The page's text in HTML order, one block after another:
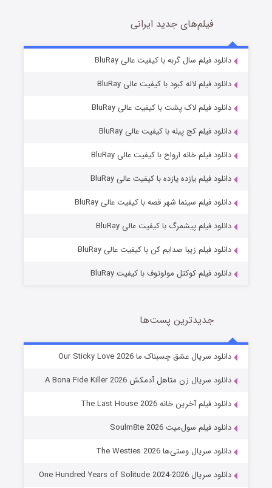
قسمت6 (زیرنویس) منتشر شد
شوهر
فیلم‌های جدید ایرانی
دانلود فیلم سال گربه با کیفیت عالی BluRay
دانلود فیلم لاله کبود با کیفیت عالی BluRay
دانلود فیلم لاک پشت با کیفیت عالی BluRay
دانلود فیلم کج‌ پیله با کیفیت عالی BluRay
دانلود فیلم خانه ارواح با کیفیت عالی BluRay
دانلود فیلم یازده یازده با کیفیت عالی BluRay
دانلود فیلم سینما شهر قصه با کیفیت عالی BluRay
دانلود فیلم پیشمرگ با کیفیت عالی BluRay
دانلود فیلم زیبا صدایم کن با کیفیت عالی BluRay
دانلود فیلم کوکتل مولوتوف با کیفیت BluRay
جدیدترین پست‌ها
دانلود سریال عشق چسبناک ما Our Sticky Love 2026
دانلود سریال زن متاهل آدمکش A Bona Fide Killer 2026
دانلود فیلم آخرین خانه The Last House 2026
دانلود فیلم سول‌میت Soulm8te 2026
دانلود سریال وستی‌ها The Westies 2026
دانلود سریال One Hundred Years of Solitude 2024-2026